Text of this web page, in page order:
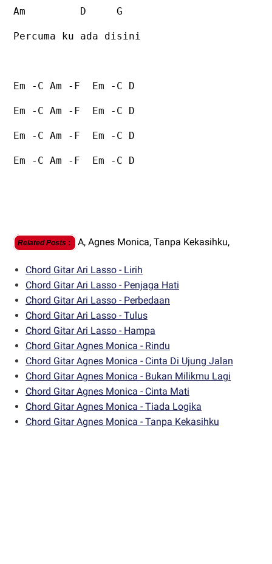
Am D G
Percuma ku ada disini
Em -C Am -F Em -C D
Em -C Am -F Em -C D
Em -C Am -F Em -C D
Em -C Am -F Em -C D
Related Posts : A, Agnes Monica, Tanpa Kekasihku,
Chord Gitar Ari Lasso - Lirih
Chord Gitar Ari Lasso - Penjaga Hati
Chord Gitar Ari Lasso - Perbedaan
Chord Gitar Ari Lasso - Tulus
Chord Gitar Ari Lasso - Hampa
Chord Gitar Agnes Monica - Rindu
Chord Gitar Agnes Monica - Cinta Di Ujung Jalan
Chord Gitar Agnes Monica - Bukan Milikmu Lagi
Chord Gitar Agnes Monica - Cinta Mati
Chord Gitar Agnes Monica - Tiada Logika
Chord Gitar Agnes Monica - Tanpa Kekasihku